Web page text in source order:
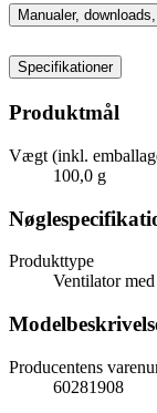
Manualer,
Specifikationer
Produktmål
Vægt (inkl.
100,0 g
Produkttype
Ventilator
Producentens
60281908